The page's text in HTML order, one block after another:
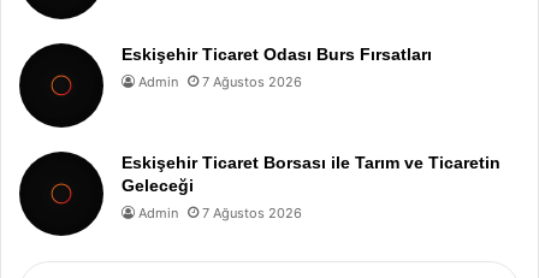
Eskişehir Ticaret Odası Burs Fırsatları
Admin 7 Ağustos 2026
Eskişehir Ticaret Borsası ile Tarım ve Ticaretin
Geleceği
Admin 7 Ağustos 2026